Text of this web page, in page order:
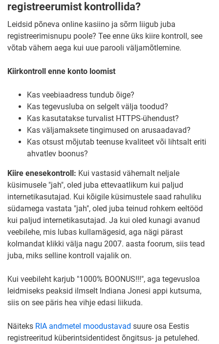
registreerumist kontrollida?
Leidsid põneva online kasiino ja sõrm liigub juba
registreerimisnupu poole? Tee enne üks kiire kontroll, see
võtab vähem aega kui uue parooli väljamõtlemine.
Kiirkontroll enne konto loomist
Kas veebiaadress tundub õige?
Kas tegevusluba on selgelt välja toodud?
Kas kasutatakse turvalist HTTPS-ühendust?
Kas väljamaksete tingimused on arusaadavad?
Kas otsust mõjutab teenuse kvaliteet või lihtsalt eriti
ahvatlev boonus?
Kiire enesekontroll: Kui vastasid vähemalt neljale
küsimusele "jah", oled juba ettevaatlikum kui paljud
internetikasutajad. Kui kõigile küsimustele saad rahuliku
südamega vastata "jah", oled juba teinud rohkem eeltööd
kui paljud internetikasutajad. Ja kui oled kunagi avanud
veebilehe, mis lubas kullamägesid, aga nägi pärast
kolmandat klikki välja nagu 2007. aasta foorum, siis tead
juba, miks selline kontroll vajalik on.
Kui veebileht karjub "1000% BOONUS!!!", aga tegevusloa
leidmiseks peaksid ilmselt Indiana Jonesi appi kutsuma,
siis on see päris hea vihje edasi liikuda.
Näiteks RIA andmetel moodustavad suure osa Eestis
registreeritud küberintsidentidest õngitsus- ja petulehed.